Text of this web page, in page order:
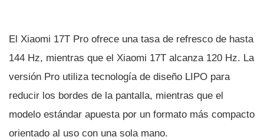
El Xiaomi 17T Pro ofrece una tasa de refresco de hasta
144 Hz, mientras que el Xiaomi 17T alcanza 120 Hz. La
versión Pro utiliza tecnología de diseño LIPO para
reducir los bordes de la pantalla, mientras que el
modelo estándar apuesta por un formato más compacto
orientado al uso con una sola mano.